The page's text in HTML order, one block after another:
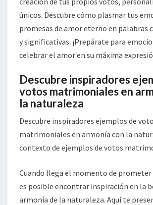
únicos. Descubre cómo plasmar tus
promesas de amor eterno en palabras
y significativas. ¡Prepárate para
celebrar el amor en su máxima
Descubre inspiradores
votos matrimoniales en
la naturaleza
Descubre inspiradores ejemplos de
matrimoniales en armonía con la
contexto de ejemplos de votos
Cuando llega el momento de
es posible encontrar inspiración en la
armonía de la naturaleza. Aquí te